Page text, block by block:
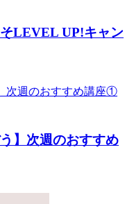
LEVEL UP!キャン
】次週のおすすめ